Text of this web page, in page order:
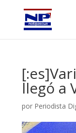
llegó a
por Periodista